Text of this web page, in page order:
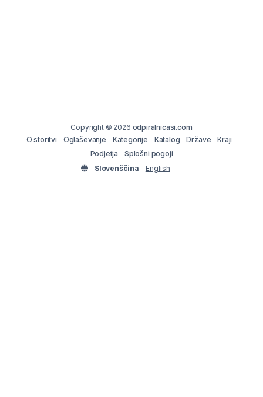
Copyright © 2026 odpiralnicasi.com
O storitvi
Oglaševanje Kategorije Katalog Države
Kraji
Podjetja
Splošni pogoji
Slovenščina
English